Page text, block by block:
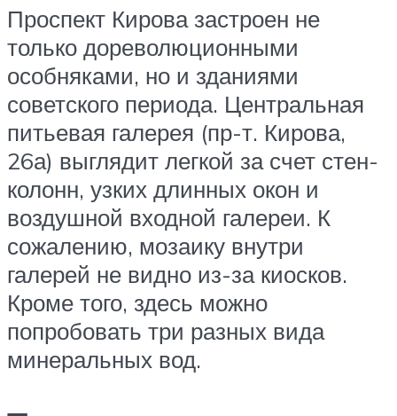
Проспект Кирова застроен не
только дореволюционными
особняками, но и зданиями
советского периода. Центральная
питьевая галерея (пр-т. Кирова,
26а) выглядит легкой за счет стен-
колонн, узких длинных окон и
воздушной входной галереи. К
сожалению, мозаику внутри
галерей не видно из-за киосков.
Кроме того, здесь можно
попробовать три разных вида
минеральных вод.